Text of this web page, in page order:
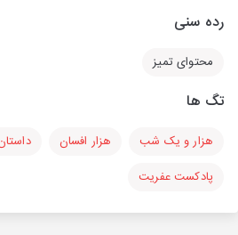
رده سنی
محتوای تمیز
تگ ها
هزار و یک شب هزار افسان
پادکست عفریت